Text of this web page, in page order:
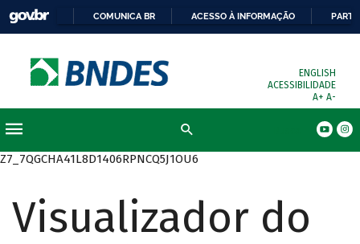
COMUNICA BR ACESSO À INFORMAÇÃO
ENGLISH
ACESSIBILIDADE
A+ A-
Z7_7QGCHA41L8D1406RPNCQ5J1OU6
Visualizador do